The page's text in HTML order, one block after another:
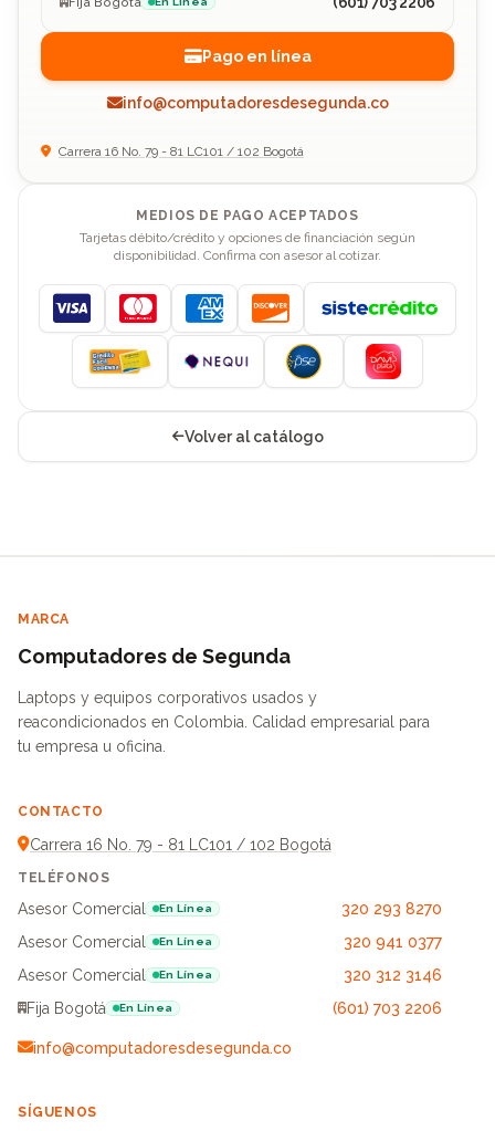
Pago en línea
info@computadoresdesegunda.co
Carrera 16 No. 79 - 81 LC101 / 102 Bogotá
MEDIOS DE PAGO ACEPTADOS
Tarjetas débito/crédito y opciones de financiación según
disponibilidad. Confirma con asesor al cotizar.
Visa MastercardAmerican Express
Discover
Volver al catálogo
MARCA
Computadores de Segunda
Laptops y equipos corporativos usados y
reacondicionados en Colombia. Calidad empresarial para
tu empresa u oficina.
CONTACTO
Carrera 16 No. 79 - 81 LC101 / 102 Bogotá
TELÉFONOS
Asesor Comercial En Línea
320 293 8270
Asesor Comercial
En Línea
320 941 0377
Asesor Comercial
En Línea
320 312 3146
Fija Bogotá
En Línea (601) 703 2206
info@computadoresdesegunda.co
SÍGUENOS